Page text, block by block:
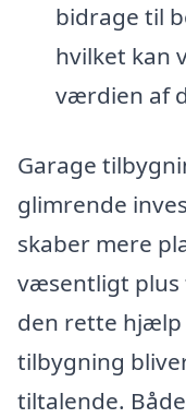
bidrage til
hvilket kan
værdien af
Garage
glimrende
skaber mere
væsentligt plus
den rette hjælp
tilbygning
tiltalende.